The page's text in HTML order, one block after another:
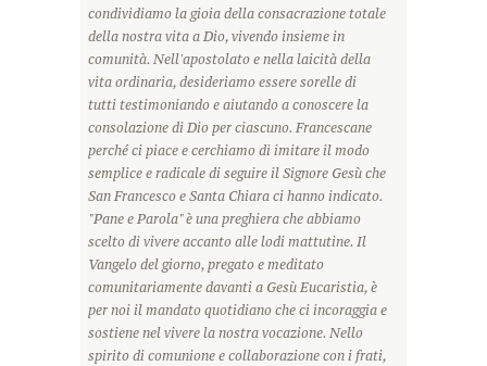
condividiamo la gioia della consacrazione totale
della nostra vita a Dio, vivendo insieme in
comunità. Nell'apostolato e nella laicità della
vita ordinaria, desideriamo essere sorelle di
tutti testimoniando e aiutando a conoscere la
consolazione di Dio per ciascuno. Francescane
perché ci piace e cerchiamo di imitare il modo
semplice e radicale di seguire il Signore Gesù che
San Francesco e Santa Chiara ci hanno indicato.
"Pane e Parola" è una preghiera che abbiamo
scelto di vivere accanto alle lodi mattutine. Il
Vangelo del giorno, pregato e meditato
comunitariamente davanti a Gesù Eucaristia, è
per noi il mandato quotidiano che ci incoraggia e
sostiene nel vivere la nostra vocazione. Nello
spirito di comunione e collaborazione con i frati,